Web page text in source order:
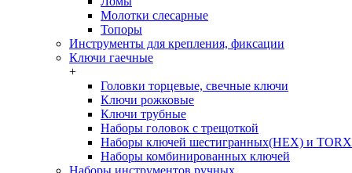
Молотки слесарные
Топоры
Инструменты для крепления, фиксации
Ключи гаечные
+
Головки торцевые, свечные ключи
Ключи рожковые
Ключи трубные
Наборы головок c трещоткой
Наборы ключей шестигранных(HEX) и TORX
Наборы комбинированных ключей
Наборы инструментов ручных